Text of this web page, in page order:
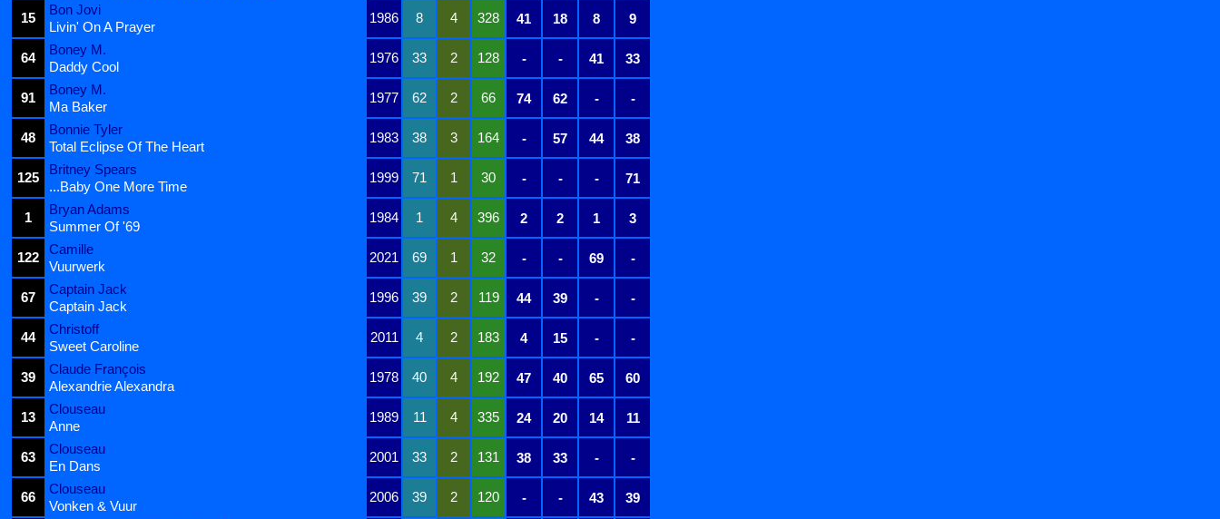
15
Bon Jovi
1986 8 4 328 41 18 8 9
Livin' On A Prayer
64
Boney M.
1976 33 2 128 - - 41 33
Daddy Cool
91
Boney M.
1977 62 2 66 74 62 - -
Ma Baker
48
Bonnie Tyler
1983 38 3 164 - 57 44 38
Total Eclipse Of The Heart
125
Britney Spears
1999 71 1 30 - - - 71
...Baby One More Time
1
Bryan Adams
1984 1 4 396 2 2 1 3
Summer Of '69
122
Camille
2021 69 1 32 - - 69 -
Vuurwerk
67
Captain Jack
1996 39 2 119 44 39 - -
Captain Jack
44
Christoff
2011 4 2 183 4 15 - -
Sweet Caroline
39
Claude François
1978 40 4 192 47 40 65 60
Alexandrie Alexandra
13
Clouseau
1989 11 4 335 24 20 14 11
Anne
63
Clouseau
2001 33 2 131 38 33 - -
En Dans
66
Clouseau
2006 39 2 120 - - 43 39
Vonken & Vuur